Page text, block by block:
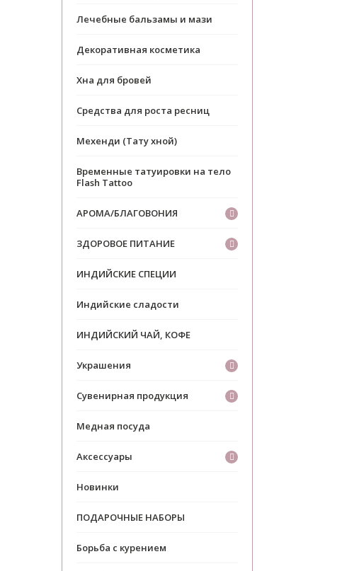
Лечебные бальзамы и мази
Декоративная косметика
Хна для бровей
Средства для роста ресниц
Мехенди (Тату хной)
Временные татуировки на тело
Flash Tattoo
АРОМА/БЛАГОВОНИЯ
ЗДОРОВОЕ ПИТАНИЕ
ИНДИЙСКИЕ СПЕЦИИ
Индийские сладости
ИНДИЙСКИЙ ЧАЙ, КОФЕ
Украшения
Сувенирная продукция
Медная посуда
Аксессуары
Новинки
ПОДАРОЧНЫЕ НАБОРЫ
Борьба с курением